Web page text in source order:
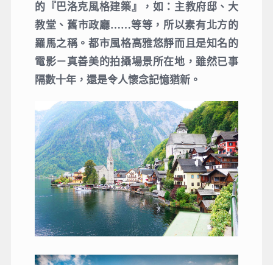
的『巴洛克風格建築』，如：主教府邸、大
教堂、舊市政廳……等等，所以素有北方的
羅馬之稱。都市風格高雅悠靜而且是知名的
電影－真善美的拍攝場景所在地，雖然已事
隔數十年，還是令人懷念記憶猶新。